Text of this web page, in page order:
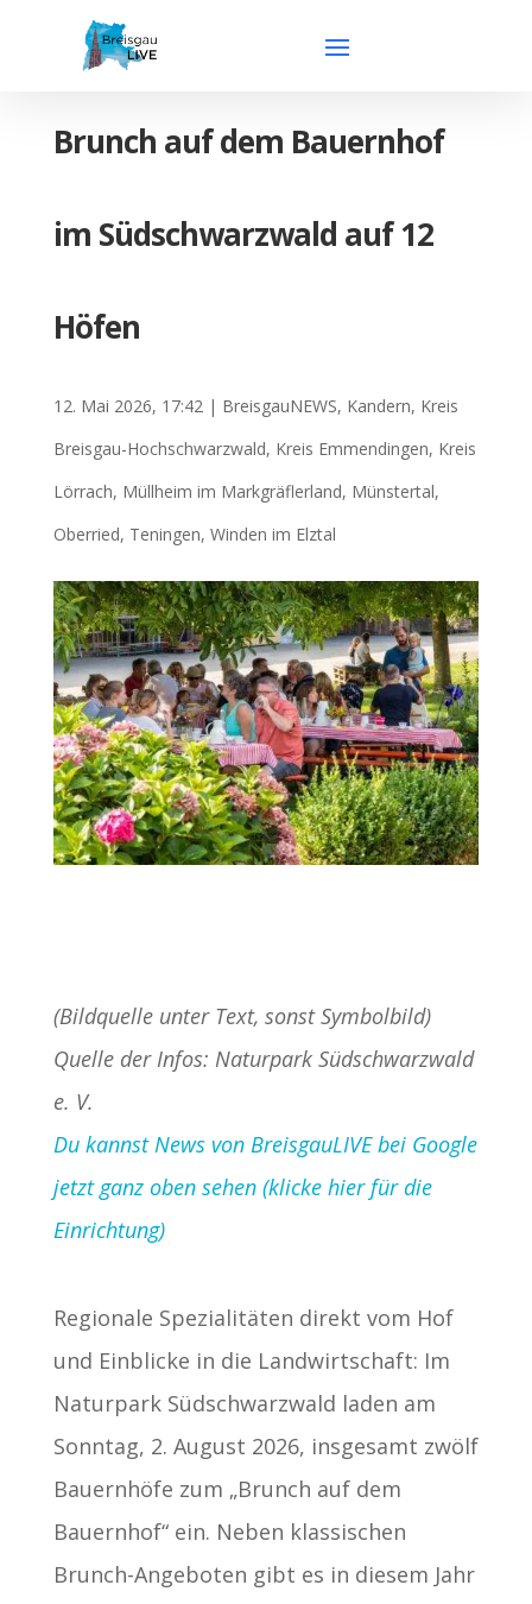
Brunch auf dem Bauernhof
im Südschwarzwald auf 12
Höfen
12. Mai 2026, 17:42| BreisgauNEWS, Kandern, Kreis
Breisgau-Hochschwarzwald, Kreis Emmendingen, Kreis
Lörrach, Müllheim im Markgräflerland, Münstertal,
Oberried, Teningen, Winden im Elztal
(Bildquelle unter Text, sonst Symbolbild)
Quelle der Infos: Naturpark Südschwarzwald
e. V.
Du kannst News von BreisgauLIVE bei Google
jetzt ganz oben sehen (klicke hier für die
Einrichtung)
Regionale Spezialitäten direkt vom Hof
und Einblicke in die Landwirtschaft: Im
Naturpark Südschwarzwald laden am
Sonntag, 2. August 2026, insgesamt zwölf
Bauernhöfe zum „Brunch auf dem
Bauernhof“ ein. Neben klassischen
Brunch-Angeboten gibt es in diesem Jahr